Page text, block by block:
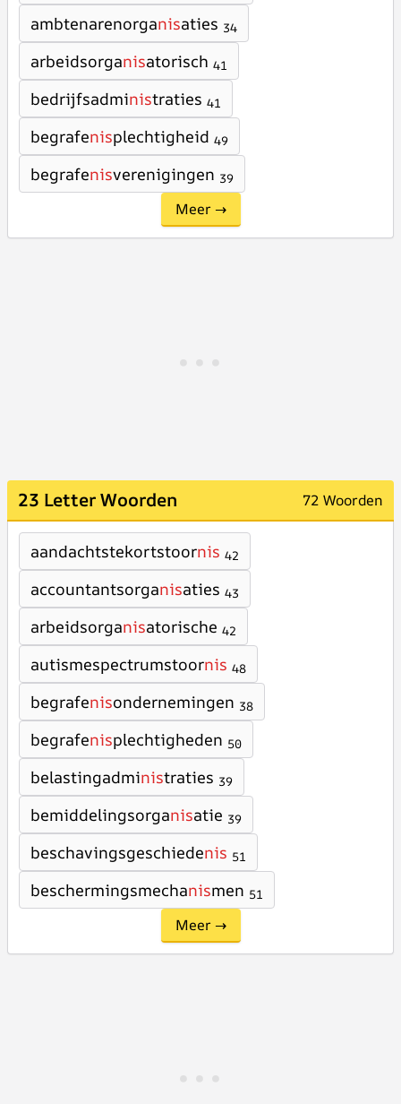
ambtenarenorganisaties 34
arbeidsorganisatorisch 41
bedrijfsadministraties 41
begrafenisplechtigheid 49
begrafenisverenigingen 39
Meer →
23 Letter Woorden 72 Woorden
aandachtstekortstoornis 42
accountantsorganisaties 43
arbeidsorganisatorische 42
autismespectrumstoornis 48
begrafenisondernemingen 38
begrafenisplechtigheden 50
belastingadministraties 39
bemiddelingsorganisatie 39
beschavingsgeschiedenis 51
beschermingsmechanismen 51
Meer →